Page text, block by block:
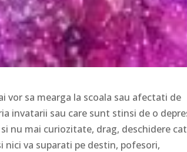
vor sa mearga la scoala sau afectati de
invatarii sau care sunt stinsi de o
nu mai curiozitate, drag, deschidere
va suparati pe destin, pofesori,